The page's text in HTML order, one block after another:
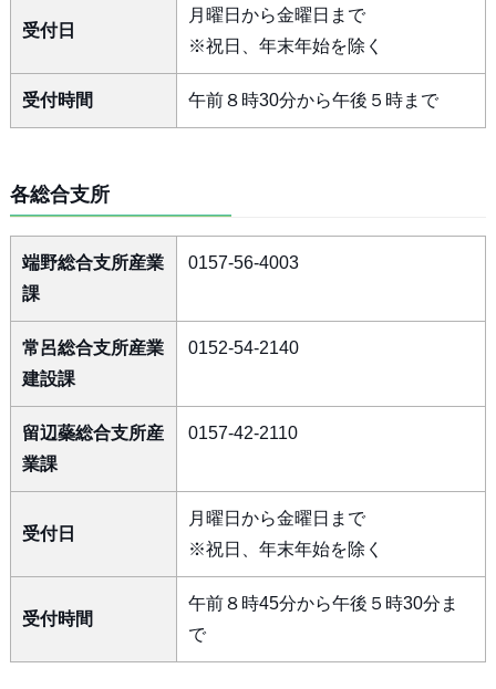
受付日
月曜日から金曜日まで
※祝日、年末年始を除く
受付時間 午前８時30分から午後５時まで
各総合支所
端野総合支所産業
課
0157-56-4003
常呂総合支所産業
建設課
0152-54-2140
留辺蘂総合支所産
業課
0157-42-2110
受付日
月曜日から金曜日まで
※祝日、年末年始を除く
受付時間
午前８時45分から午後５時30分ま
で